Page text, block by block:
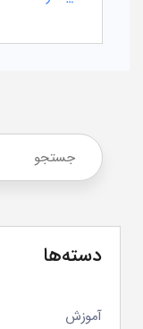
دسته‌ها
آموزش